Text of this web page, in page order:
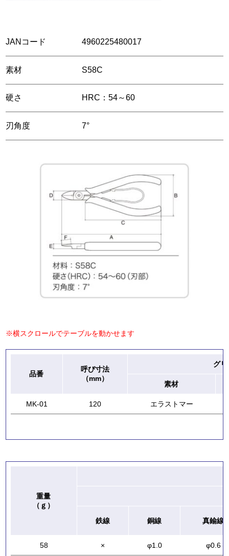
JANコード 4960225480017
素材 S58C
硬さ HRC：54～60
刃角度 7°
※横スクロールでテーブルを動かせます
品番
呼び寸法
（mm）
グ
素材
MK-01 120 エラストマー
重量
（ｇ）
鉄線
銅線 真鍮線
58 × φ1.0 φ0.6